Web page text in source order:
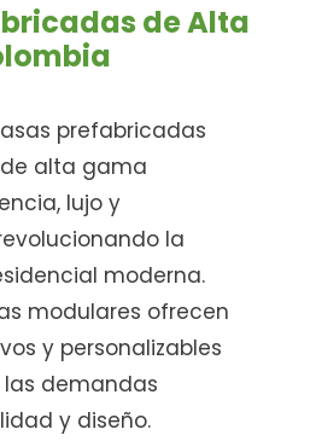
de Alta
prefabricadas
alta gama
lujo y
la
moderna.
modulares ofrecen
y personalizables
demandas
y diseño.